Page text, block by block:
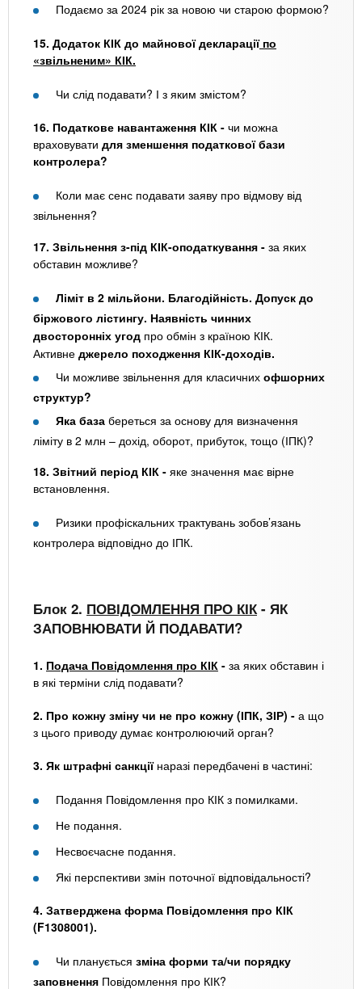
Подаємо за 2024 рік за новою чи старою формою?
15. Додаток КІК до майнової деклараціїпо
«звільненим» КІК.
Чи слід подавати? І з яким змістом?
16. Податкове навантаження КІК - чи можна
враховувати для зменшення податкової бази
контролера?
Коли має сенс подавати заяву про відмову від
звільнення?
17. Звільнення з-під КІК-оподаткування - за яких
обставин можливе?
Ліміт в 2 мільйони. Благодійність. Допуск до
біржового лістингу. Наявність чинних
двосторонніх угод про обмін з країною КІК.
Активне джерело походження КІК-доходів.
Чи можливе звільнення для класичних офшорних
структур?
Яка база береться за основу для визначення
ліміту в 2 млн – дохід, оборот, прибуток, тощо (ІПК)?
18. Звітний період КІК - яке значення має вірне
встановлення.
Ризики профіскальних трактувань зобов’язань
контролера відповідно до ІПК.
Блок 2. ПОВІДОМЛЕННЯ ПРО КІК - ЯК
ЗАПОВНЮВАТИ Й ПОДАВАТИ?
1. Подача Повідомлення про КІК - за яких обставин і
в які терміни слід подавати?
2. Про кожну зміну чи не про кожну (ІПК, ЗІР) - а що
з цього приводу думає контролюючий орган?
3. Як штрафні санкції наразі передбачені в частині:
Подання Повідомлення про КІК з помилками.
Не подання.
Несвоєчасне подання.
Які перспективи змін поточної відповідальності?
4. Затверджена форма Повідомлення про КІК
(F1308001).
Чи планується зміна форми та/чи порядку
заповнення Повідомлення про КІК?